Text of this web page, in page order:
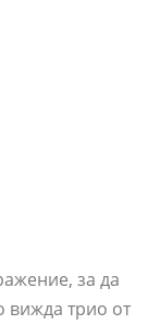
за да
вижда трио от